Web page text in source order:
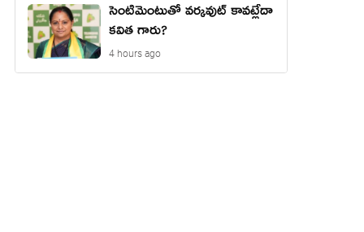
సెంటిమెంటుతో వర్కవుట్ కావట్లేదా
కవిత గారు?
4 hours ago